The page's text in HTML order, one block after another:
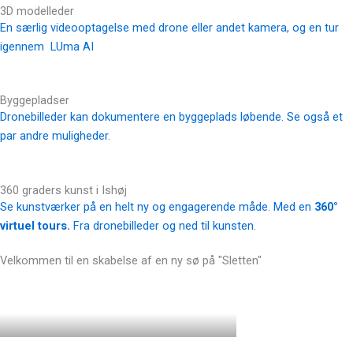
3D modelleder
En særlig videooptagelse med drone eller andet kamera, og en tur
igennem LUma AI
Byggepladser
Dronebilleder kan dokumentere en byggeplads løbende. Se også et
par andre muligheder.
360 graders kunst i Ishøj
Se kunstværker på en helt ny og engagerende måde. Med en 360°
virtuel tours. Fra dronebilleder og ned til kunsten.
Velkommen til en skabelse af en ny sø på "Sletten"